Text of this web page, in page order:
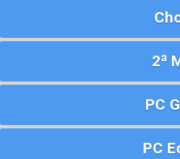
2ª
PC
PC